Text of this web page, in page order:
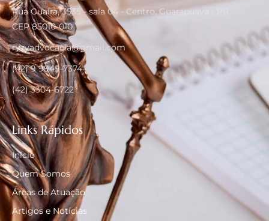
Rua Guaíra, 3535 - sala 04 - Centro, Guarapuava - PR,
CEP 85010-010
ryzyadvocacia@gmail.com
(42) 9 9949-7374
(42) 3304-6722
Links Rápidos
Início
Quem Somos
Áreas de Atuação
Artigos e Notícias